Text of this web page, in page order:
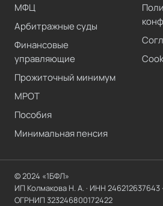
МФЦ
Арбитражные суды
Финансовые
управляющие
Прожиточный минимум
МРОТ
Пособия
Минимальная пенсия
© 2024 «1БФЛ»
ИП Колмакова Н. А. · ИНН 246212637643 ·
ОГРНИП 323246800172422